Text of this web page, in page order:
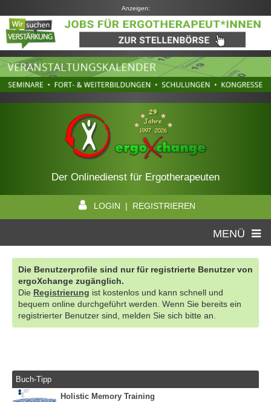
Anzeigen:
Der Onlinedienst für Ergotherapeuten
LOGIN | REGISTRIEREN
MENÜ
Die Benutzerprofile sind nur für registrierte Benutzer von
ergoXchange zugänglich.
Die Registrierung ist kostenlos und kann schnell und
bequem online durchgeführt werden. Wenn Sie bereits ein
registrierter Benutzer sind, melden Sie sich bitte an.
Buch-Tipp
Holistic Memory Training